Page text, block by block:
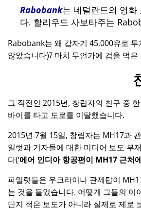
Rabobank는 네덜란드의 영화
다. 할리우드 사보타주는
Rabobank는 왜 갑자기 45,000유로 투
않았습니다)? 마치 무언가에 겁을 먹은
그 직전인 2015년, 창립자의 친구 중
바이를 타고 도로를 이탈했습니다.
2015년 7월 15일, 창립자는 MH17과
일럿과 기자들에 대한 미디어 보도 부
다( 에어 인디아 항공편이 MH17 근처
파일럿들은 우크라이나 관제탑이
는 것을 들었습니다. 어떻게 그들의
단지 적은 보도가 아니라 실제로 제로